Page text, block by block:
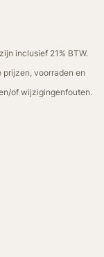
inclusief 21% BTW.
voorraden en
of wijzigingenfouten.